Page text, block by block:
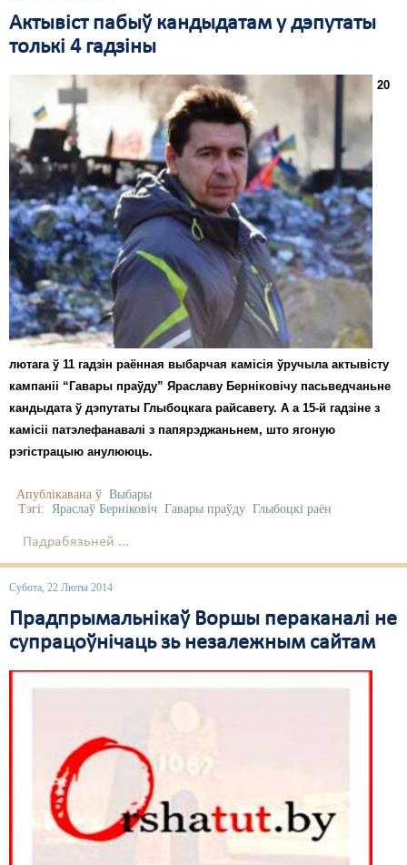
Актывіст пабыў кандыдатам у дэпутаты
толькі 4 гадзіны
20
лютага ў 11 гадзін раённая выбарчая камісія ўручыла актывісту
кампаніі “Гавары праўду” Яраславу Берніковічу пасьведчаньне
кандыдата ў дэпутаты Глыбоцкага райсавету. А а 15-й гадзіне з
камісіі патэлефанавалі з папярэджаньнем, што ягоную
рэгістрацыю анулююць.
Апублікавана ў Выбары
Тэгі:
Яраслаў Берніковіч Гавары праўду Глыбоцкі раён
Падрабязьней ...
Субота, 22 Люты 2014
Прадпрымальнікаў Воршы пераканалі не
супрацоўнічаць зь незалежным сайтам
Рознае
Свабода слова
Свабода сумленьня
Суд
Сьмяротнае пакараньне
Экалёгія
Правы працоўных
Сацыяльныя правы